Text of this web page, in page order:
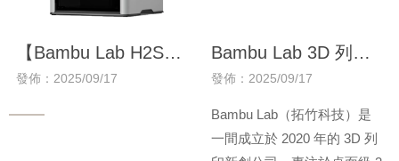
【Bambu Lab H2S
Combo】高速多色3D
發佈：2025/09/17
Bambu Lab 3D 列印
機是什麼？為你解析
3D列印、3D列印機
發佈：2025/09/17
Bambu Lab（拓竹科技）是
一間成立於 2020 年的 3D 列